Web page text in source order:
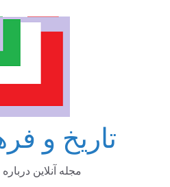
تاریخ و
مجله آنلاین درباره